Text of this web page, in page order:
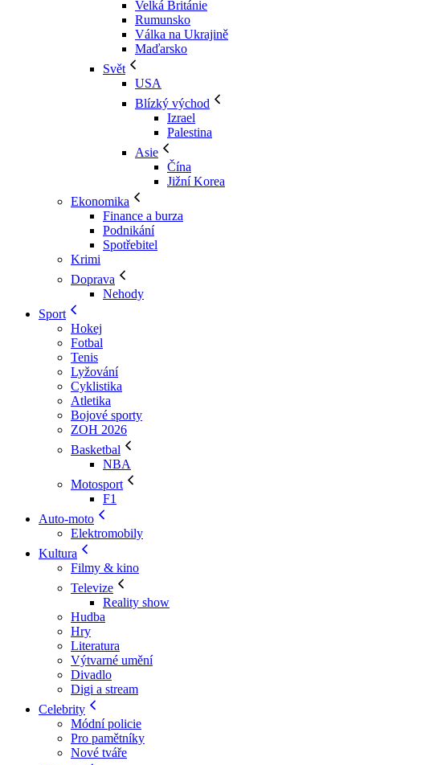
Velká Británie
Rumunsko
Válka na Ukrajině
Maďarsko
Svět
USA
Blízký východ
Izrael
Palestina
Asie
Čína
Jižní Korea
Ekonomika
Finance a burza
Podnikání
Spotřebitel
Krimi
Doprava
Nehody
Sport
Hokej
Fotbal
Tenis
Lyžování
Cyklistika
Atletika
Bojové sporty
ZOH 2026
Basketbal
NBA
Motosport
F1
Auto-moto
Elektromobily
Kultura
Filmy & kino
Televize
Reality show
Hudba
Hry
Literatura
Výtvarné umění
Divadlo
Digi a stream
Celebrity
Módní policie
Pro pamětníky
Nové tváře